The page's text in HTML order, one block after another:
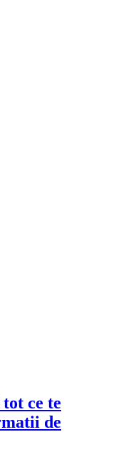
ce te
de